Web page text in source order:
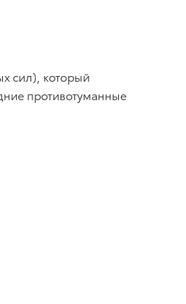
сил), который
противотуманные